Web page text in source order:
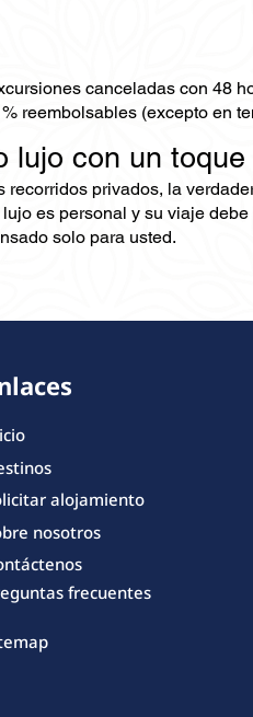
canceladas con 48
reembolsables (excepto en
lujo con un
privados, la
es personal y su viaje
solo para usted.
alojamiento
nosotros
frecuentes